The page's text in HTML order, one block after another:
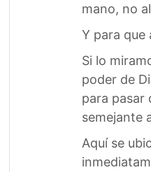
mano, no
Y para que
Si lo
poder de
para pasar
semejante
Aquí se